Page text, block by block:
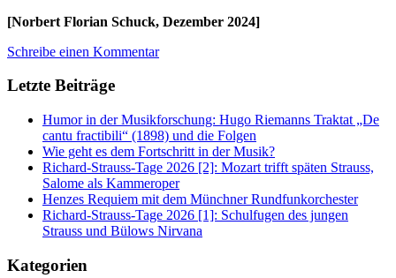
[Norbert Florian Schuck, Dezember 2024]
Schreibe einen Kommentar
Letzte Beiträge
Humor in der Musikforschung: Hugo Riemanns Traktat „De
cantu fractibili“ (1898) und die Folgen
Wie geht es dem Fortschritt in der Musik?
Richard-Strauss-Tage 2026 [2]: Mozart trifft späten Strauss,
Salome als Kammeroper
Henzes Requiem mit dem Münchner Rundfunkorchester
Richard-Strauss-Tage 2026 [1]: Schulfugen des jungen
Strauss und Bülows Nirvana
Kategorien